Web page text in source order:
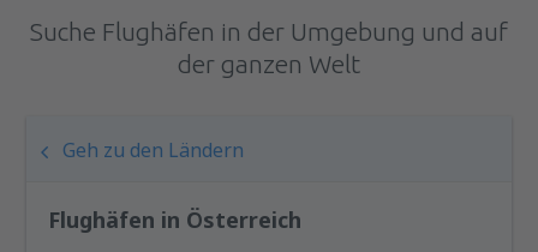
Suche Flughäfen in der Umgebung und auf
der ganzen Welt
Geh zu den Ländern
Flughäfen in Österreich